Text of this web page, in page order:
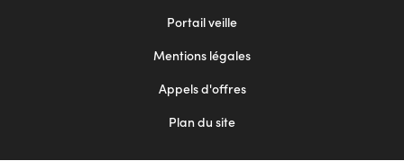
Portail veille
Mentions légales
Appels d'offres
Plan du site